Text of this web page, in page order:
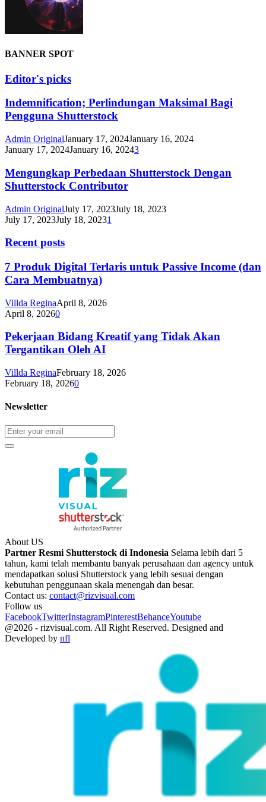
BANNER SPOT
Editor's picks
Indemnification; Perlindungan Maksimal Bagi
Pengguna Shutterstock
Admin OriginalJanuary 17, 2024January 16, 2024
January 17, 2024January 16, 20243
Mengungkap Perbedaan Shutterstock Dengan
Shutterstock Contributor
Admin OriginalJuly 17, 2023July 18, 2023
July 17, 2023July 18, 20231
Recent posts
7 Produk Digital Terlaris untuk Passive Income (dan
Cara Membuatnya)
Villda ReginaApril 8, 2026
April 8, 20260
Pekerjaan Bidang Kreatif yang Tidak Akan
Tergantikan Oleh AI
Villda ReginaFebruary 18, 2026
February 18, 20260
Newsletter
About US
Partner Resmi Shutterstock di Indonesia Selama lebih dari 5
tahun, kami telah membantu banyak perusahaan dan agency untuk
mendapatkan solusi Shutterstock yang lebih sesuai dengan
kebutuhan penggunaan skala menengah dan besar.
Contact us: contact@rizvisual.com
Follow us
FacebookTwitterInstagramPinterestBehanceYoutube
@2026 - rizvisual.com. All Right Reserved. Designed and
Developed by nfl